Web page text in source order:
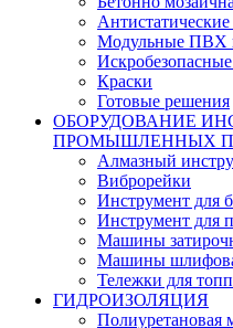
Модульные ПВХ
Краски
Готовые решения
ОБОРУДОВАНИЕ
ПРОМЫШЛЕННЫХ
Алмазный
Виброрейки
Инструмент для
Инструмент для
Машины
Машины
Тележки для
ГИДРОИЗОЛЯЦИЯ
Полиуретановая